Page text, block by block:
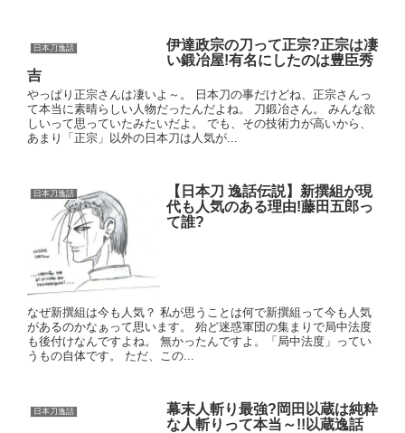
日本刀逸話
伊達政宗の刀って正宗?正宗は凄
い鍛冶屋!有名にしたのは豊臣秀
吉
やっぱり正宗さんは凄いよ～。 日本刀の事だけどね、正宗さんっ
て本当に素晴らしい人物だったんだよね。 刀鍛冶さん。 みんな欲
しいって思っていたみたいだよ。 でも、その技術力が高いから、
あまり「正宗」以外の日本刀は人気が...
日本刀逸話
【日本刀 逸話伝説】新撰組が現
代も人気のある理由!藤田五郎っ
て誰?
なぜ新撰組は今も人気？ 私が思うことは何で新撰組って今も人気
があるのかなぁって思います。 殆ど迷惑軍団の集まりで局中法度
も後付けなんですよね。 無かったんですよ。「局中法度」ってい
うもの自体です。 ただ、この...
日本刀逸話
幕末人斬り最強?岡田以蔵は純粋
な人斬りって本当～!!以蔵逸話